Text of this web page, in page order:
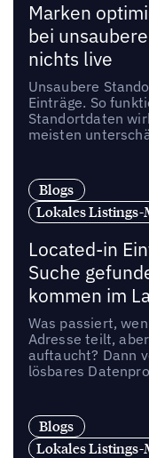
Marken
bei
nichts live
Unsaubere
Einträge. So
Standortdaten
meisten
Blogs
Lokales Listings-
Located-in
Suche
kommen im
Was passiert,
Adresse teilt,
auftaucht? Dann
lösbares
Blogs
Lokales Listings-